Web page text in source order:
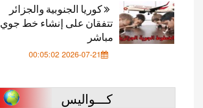
كوريا الجنوبية والجزائر
تتفقان على إنشاء خط جوي
مباشر
2026-07-21 00:05:02
كـــواليس